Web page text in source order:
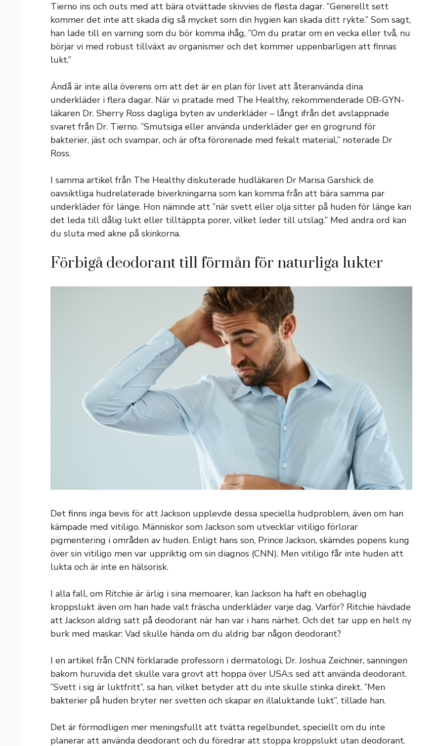
Tierno ins och outs med att bära otvättade skivvies de flesta dagar. ”Generellt sett
kommer det inte att skada dig så mycket som din hygien kan skada ditt rykte.” Som sagt,
han lade till en varning som du bör komma ihåg, ”Om du pratar om en vecka eller två, nu
börjar vi med robust tillväxt av organismer och det kommer uppenbarligen att finnas
lukt.”
Ändå är inte alla överens om att det är en plan för livet att återanvända dina
underkläder i flera dagar. När vi pratade med The Healthy, rekommenderade OB-GYN-
läkaren Dr. Sherry Ross dagliga byten av underkläder – långt ifrån det avslappnade
svaret från Dr. Tierno. ”Smutsiga eller använda underkläder ger en grogrund för
bakterier, jäst och svampar, och är ofta förorenade med fekalt material,” noterade Dr
Ross.
I samma artikel från The Healthy diskuterade hudläkaren Dr Marisa Garshick de
oavsiktliga hudrelaterade biverkningarna som kan komma från att bära samma par
underkläder för länge. Hon nämnde att ”när svett eller olja sitter på huden för länge kan
det leda till dålig lukt eller tilltäppta porer, vilket leder till utslag.” Med andra ord kan
du sluta med akne på skinkorna.
Förbigå deodorant till förmån för naturliga lukter
Det finns inga bevis för att Jackson upplevde dessa speciella hudproblem, även om han
kämpade med vitiligo. Människor som Jackson som utvecklar vitiligo förlorar
pigmentering i områden av huden. Enligt hans son, Prince Jackson, skämdes popens kung
över sin vitiligo men var uppriktig om sin diagnos (CNN). Men vitiligo får inte huden att
lukta och är inte en hälsorisk.
I alla fall, om Ritchie är ärlig i sina memoarer, kan Jackson ha haft en obehaglig
kroppslukt även om han hade valt fräscha underkläder varje dag. Varför? Ritchie hävdade
att Jackson aldrig satt på deodorant när han var i hans närhet. Och det tar upp en helt ny
burk med maskar: Vad skulle hända om du aldrig bar någon deodorant?
I en artikel från CNN förklarade professorn i dermatologi, Dr. Joshua Zeichner, sanningen
bakom huruvida det skulle vara grovt att hoppa över USA:s sed att använda deodorant.
”Svett i sig är luktfritt”, sa han, vilket betyder att du inte skulle stinka direkt. ”Men
bakterier på huden bryter ner svetten och skapar en illaluktande lukt”, tillade han.
Det är förmodligen mer meningsfullt att tvätta regelbundet, speciellt om du inte
planerar att använda deodorant och du föredrar att stoppa kroppslukt utan deodorant.